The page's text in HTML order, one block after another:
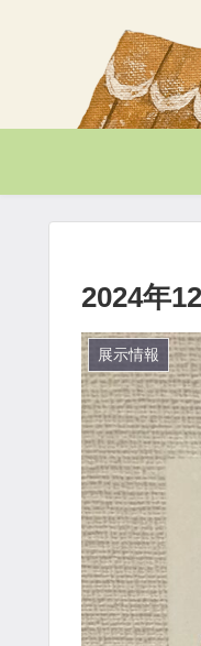
2024年
展示情報